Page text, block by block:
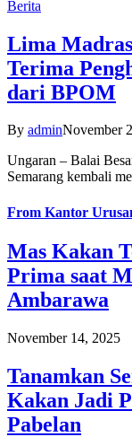
Berita
Lima
Terima
dari BPOM
By adminNovember
Ungaran – Balai
Semarang kembali
From Kantor
Mas Kakan
Prima saat
Ambarawa
November 14, 2025
Tanamkan
Kakan Jadi
Pabelan